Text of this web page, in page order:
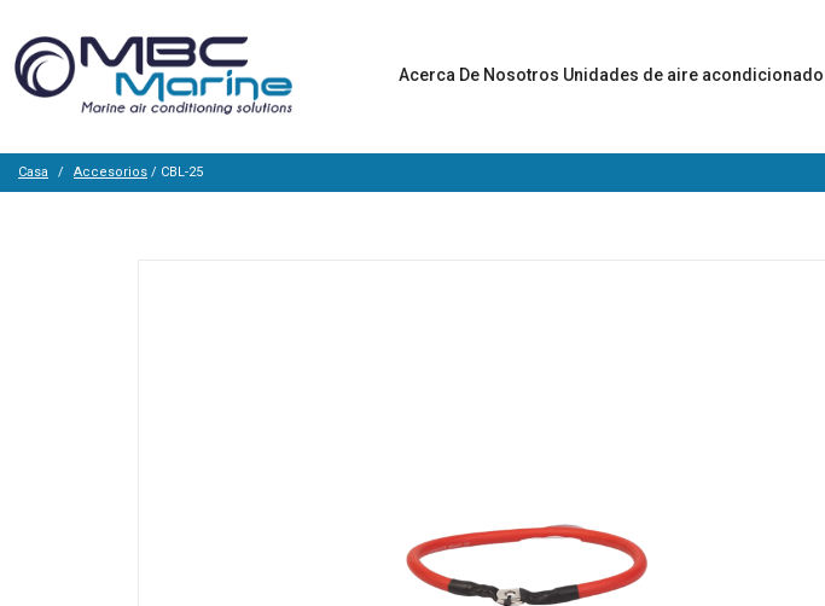
Acerca De Nosotros Unidades de aire acondicionado
Casa Accesorios / CBL-25